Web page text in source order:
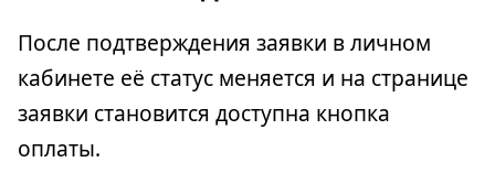
После подтверждения заявки в личном
кабинете её статус меняется и на странице
заявки становится доступна кнопка
оплаты.